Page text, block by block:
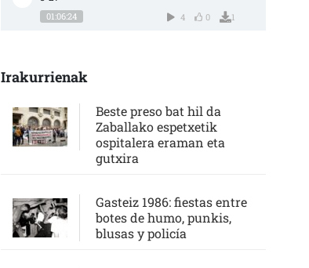
01:06:24 4 0 1
Irakurrienak
Beste preso bat hil da
Zaballako espetxetik
ospitalera eraman eta
gutxira
Gasteiz 1986: fiestas entre
botes de humo, punkis,
blusas y policía